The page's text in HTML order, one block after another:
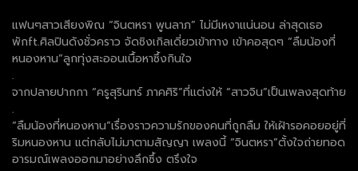
แฟนๆสาวเสียงพิณ “จินตหรา พูนลาภ” ไม่มีเหงาแน่นอน ล่าสุดเธอ
พักft.ศิลปินดังชั่วคราว จัดซิงเกิลเดี่ยวเข้าทาง เข้าคอสุดๆ “ลืมน้องที่
หนองหาน”ลูกทุ่งสะออนเนื้อหาซึ้งกินใจ
.
จากปลายปากกา “ครูสุรินทร์ ภาคศิริ”ที่แต่งให้ “สาวจิน”เป็นเพลงสุดท้าย
.
“ลืมน้องที่หนองหาน”เรื่องราวความรักของคนที่ถูกลืม ให้เฝ้ารอคอยอยู่ที่
ริมหนองหาน แต่กลับไม่มาตามสัญญา เพลงนี้ “จินตหรา”ตั้งใจถ่ายทอด
อารมณ์เพลงออกมาอย่างลึกซึ้ง ตรึงใจ